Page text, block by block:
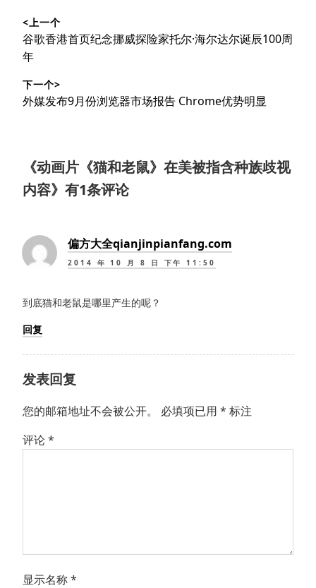
章
导
航
<上一个
上
篇
章：
谷歌香港首页纪念挪威探险家托尔·海尔达尔诞辰100周
年
下一个>
下
外媒发布9月份浏览器市场报告 Chrome优势明显
《动画片《猫和老鼠》在美被指含种族歧视
内容》有1条评论
偏方大全qianjinpianfang.com
2014 年 10 月 8 日 下午 11:50
到底猫和老鼠是哪里产生的呢？
回复
发表回复
您的邮箱地址不会被公开。 必填项已用 * 标注
评论*
显示名称*